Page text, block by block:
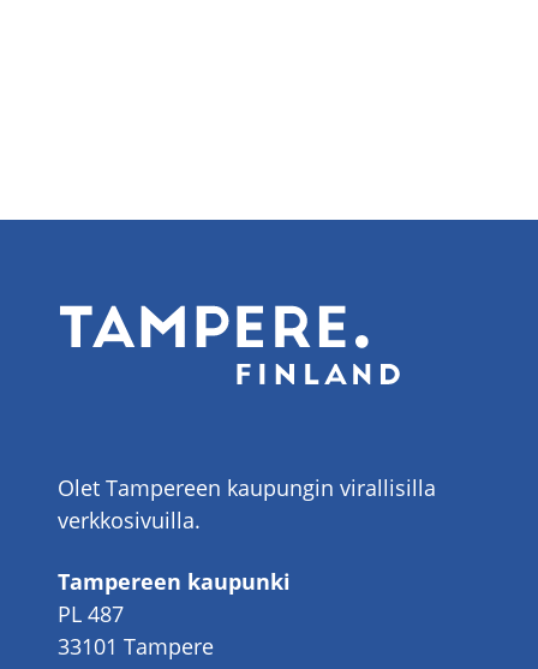
Olet Tampereen kaupungin virallisilla
verkkosivuilla.
Tampereen kaupunki
PL 487
33101 Tampere